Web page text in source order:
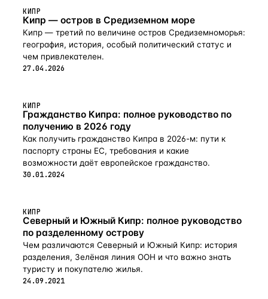
КИПР
Кипр — остров в Средиземном море
Кипр — третий по величине остров Средиземноморья:
география, история, особый политический статус и
чем привлекателен.
27.04.2026
КИПР
Гражданство Кипра: полное руководство по
получению в 2026 году
Как получить гражданство Кипра в 2026-м: пути к
паспорту страны ЕС, требования и какие
возможности даёт европейское гражданство.
30.01.2024
КИПР
Северный и Южный Кипр: полное руководство
по разделенному острову
Чем различаются Северный и Южный Кипр: история
разделения, Зелёная линия ООН и что важно знать
туристу и покупателю жилья.
24.09.2021